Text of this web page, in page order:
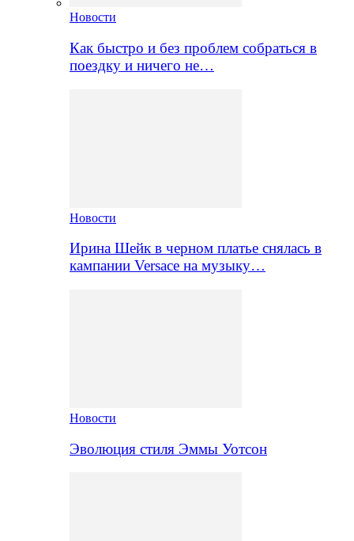
Новости
Как быстро и без проблем собраться в
поездку и ничего не…
Новости
Ирина Шейк в черном платье снялась в
кампании Versace на музыку…
Новости
Эволюция стиля Эммы Уотсон